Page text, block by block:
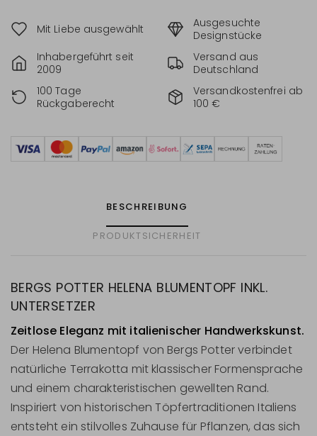
Mit Liebe ausgewählt
Ausgesuchte
Designstücke
Inhabergeführt seit
2009
Versand aus
Deutschland
100 Tage
Rückgaberecht
Versandkostenfrei ab
100 €
BESCHREIBUNG
PRODUKTSICHERHEIT
BERGS POTTER HELENA BLUMENTOPF INKL.
UNTERSETZER
Zeitlose Eleganz mit italienischer Handwerkskunst.
Der Helena Blumentopf von Bergs Potter verbindet
natürliche Terrakotta mit klassischer Formensprache
und einem charakteristischen gewellten Rand.
Inspiriert von historischen Töpfertraditionen Italiens
entsteht ein stilvolles Zuhause für Pflanzen, das sich